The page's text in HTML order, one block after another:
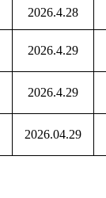
2026.4.28
2026.4.29
2026.4.29
2026.04.29